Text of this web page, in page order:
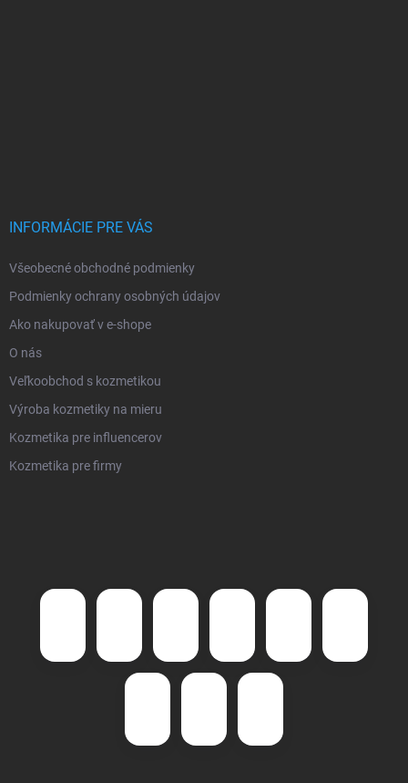
INFORMÁCIE PRE VÁS
Všeobecné obchodné podmienky
Podmienky ochrany osobných údajov
Ako nakupovať v e-shope
O nás
Veľkoobchod s kozmetikou
Výroba kozmetiky na mieru
Kozmetika pre influencerov
Kozmetika pre firmy